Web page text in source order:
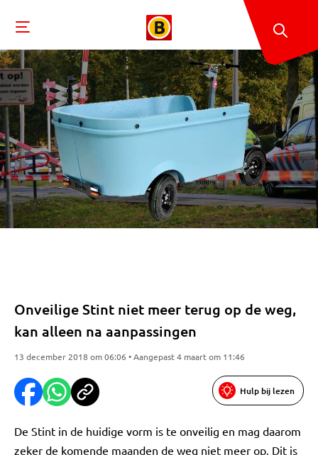
Onveilige Stint niet meer terug op de weg,
kan alleen na aanpassingen
13 december 2018 om 06:06 • Aangepast 4 maart om 11:46
Hulp bij lezen
De Stint in de huidige vorm is te onveilig en mag daarom
zeker de komende maanden de weg niet meer op. Dit is